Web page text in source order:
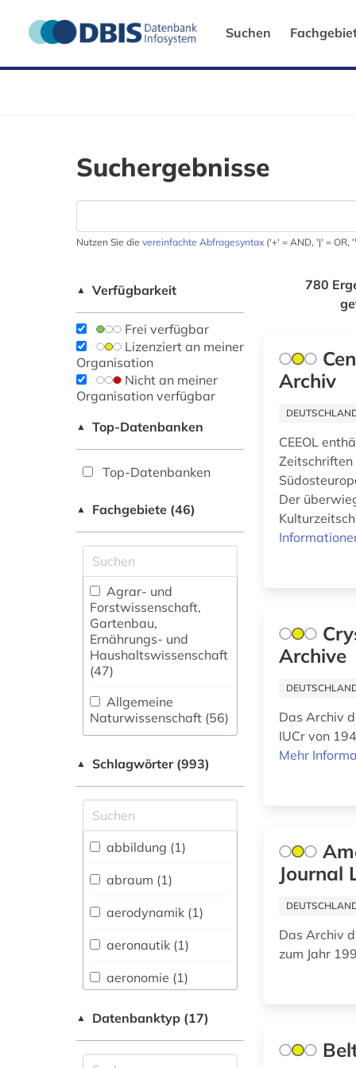
Suchen
Suchergebnisse
Nutzen Sie die vereinfachte Abfragesyntax ('+' = AND, '|' = OR,
▲ Verfügbarkeit
Frei verfügbar
Lizenziert an meiner
Organisation
Nicht an meiner
Organisation verfügbar
▲ Top-Datenbanken
Top-Datenbanken
▲ Fachgebiete (46)
Agrar- und
Forstwissenschaft,
Gartenbau,
Ernährungs- und
Haushaltswissenschaft
(47)
Allgemeine
Naturwissenschaft (56)
fachübergreifende
Allgemeine und
vergleichende Sprach-
und
Literaturwissenschaft.
Indogermanistik.
Außereuropäische
Sprachen und
Literaturen (55)
Anglistik.
Amerikanistik (47)
▲ Schlagwörter (993)
abbildung (1)
abraum (1)
aerodynamik (1)
aeronautik (1)
aeronomie (1)
afrika (4)
agrarrecht (1)
▲ Datenbanktyp (17)
780
Archiv
CEEOL
Der
Archive
Das Archiv
IUCr von
Mehr
Journal
Das Archiv
zum Jahr